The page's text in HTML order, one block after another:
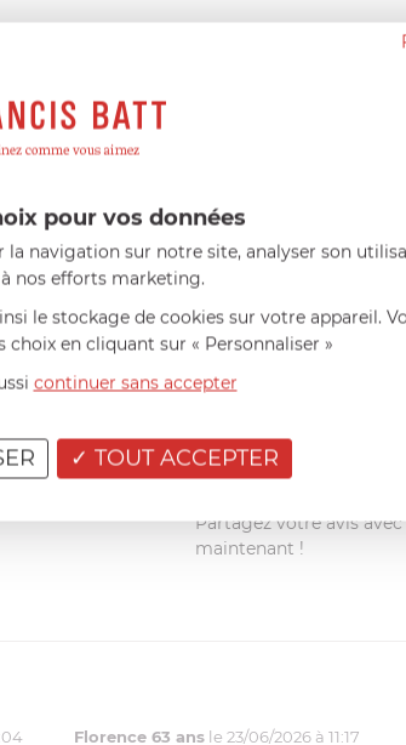
1.8cm
40g
AU CHOIX
AVIS CLIENT
Vous avez acheté ce
Partagez votre avis
maintenant !
Florence 63 ans le 23/06/2026 à 11:17
pour vos données
navigation sur notre site, analyser son
nos efforts marketing.
le stockage de cookies sur votre appareil.
en cliquant sur « Personnaliser »
continuer sans accepter
TOUT ACCEPTER